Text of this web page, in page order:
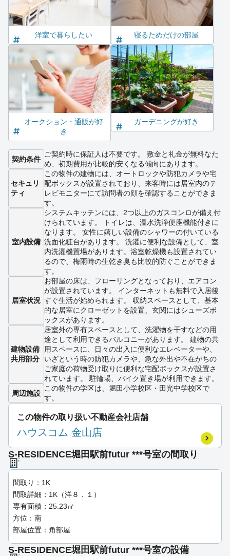
洋室で暮らしたい 寝るためだけの部屋
オークション・通販が好
き
ガーデニングが好き
契約条件
ご契約時に保証人は不要です。 敷金と礼金が無料なた
め、初期費用が比較的安くなる傾向にあります。
セキュリ
ティ
この物件の建物には、オートロックや防犯カメラや宅
配ボックスが設置されており、来客時には居室内のテ
レビモニターにて訪問者の顔を確認することができま
す。
室内設備
システムキッチンには、2つ以上のガスコンロが備え付
けられています。 トイレは、温水洗浄便座機能付きに
なります。 女性に嬉しい設備のシャワーの付いている
洗面化粧台があります。 洗濯に便利な設備として、室
内洗濯機置場があります。浴室乾燥機も設置されてい
るので、梅雨時の生乾き臭も比較的防ぐことができま
す。
居室状況
お部屋の床は、フローリングとなっており、エアコン
が設置されています。 インターネットも無料で入居後
すぐ生活が始められます。 収納スペースとして、基本
的な居室にクローゼットを設置、玄関にはシューズボ
ックスがあります。
建物設備
共用部分
居室外の専有スペースとして、洗濯物を干すなどの用
途として利用できるバルコニーがあります。 建物の共
用スペースに、日々の出入に便利なエレベーターや、
いざという時の防犯カメラや、急な外出や不在がちの
ご家庭の荷物受け取りに便利な宅配ボックスが設置さ
れています。 駐輪場、バイク置き場が利用できます。
周辺施設
この物件の学区は、堀田小学校区・田光中学校区で
す。
この物件の取り扱い不動産会社店舗
ハウスコム 金山店
S-RESIDENCE堀田駅前futur ***号室の間取り
間取り：1K
間取詳細：1K（洋８．１）
専有面積：25.23㎡
方位：南
部屋位置：角部屋
S-RESIDENCE堀田駅前futur ***号室の設備